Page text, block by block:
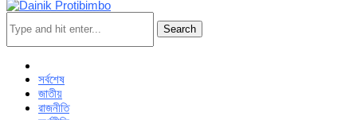
Search
সর্বশেষ
জাতীয়
রাজনীতি